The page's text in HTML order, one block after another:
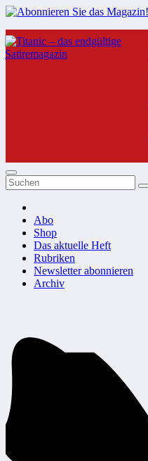
Zum
Inhalt
springen
Abo
Shop
Das aktuelle Heft
Rubriken
Newsletter abonnieren
Archiv